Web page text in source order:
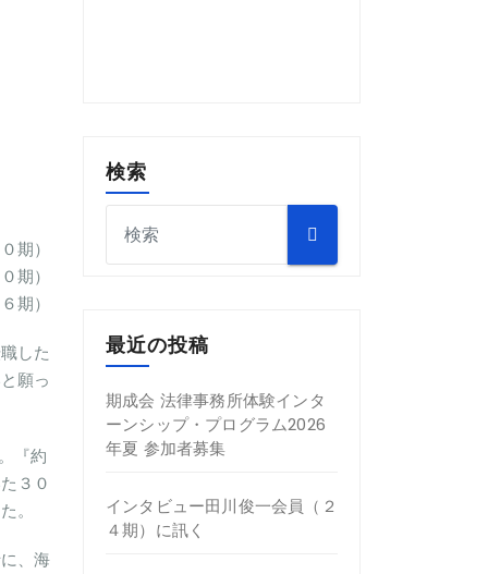
期）
期）
期）
した
願っ
『約
３０
。
、海
検索
最近の投稿
期成会 法律事務所体験インタ
ーンシップ・プログラム2026
年夏 参加者募集
インタビュー田川俊一会員（２
４期）に訊く